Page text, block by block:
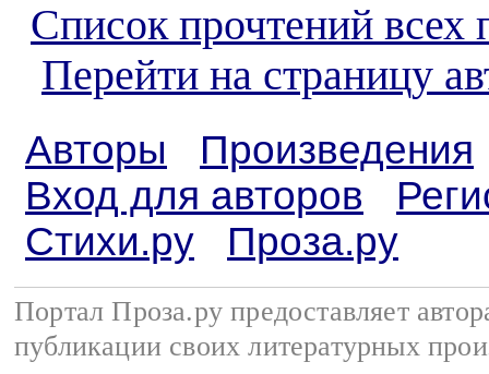
Список прочтений всех
Перейти на страницу
Авторы
Произведения
Вход для авторов
Стихи.ру
Проза.ру
Портал Проза.ру предоставляет
публикации своих литературных